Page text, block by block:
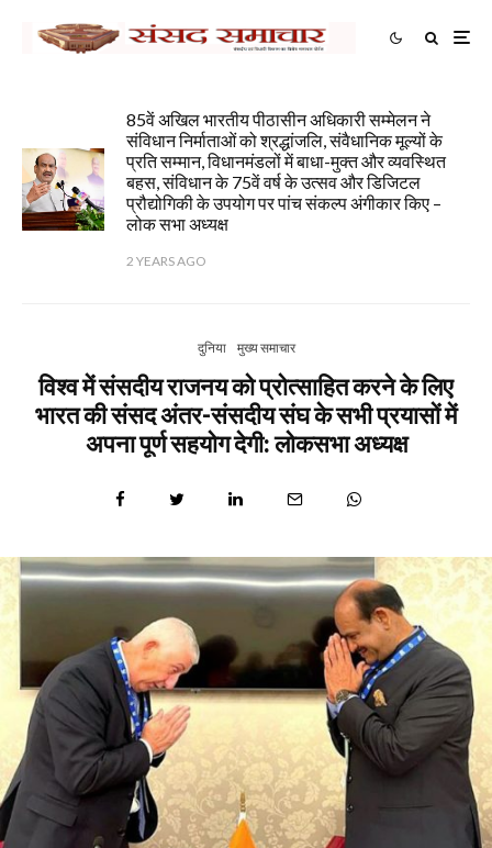
85वें अखिल भारतीय पीठासीन अधिकारी सम्मेलन ने
संविधान निर्माताओं को श्रद्धांजलि, संवैधानिक मूल्यों के
प्रति सम्मान, विधानमंडलों में बाधा-मुक्त और व्यवस्थित
बहस, संविधान के 75वें वर्ष के उत्सव और डिजिटल
प्रौद्योगिकी के उपयोग पर पांच संकल्प अंगीकार किए –
लोक सभा अध्यक्ष
2 YEARS AGO
दुनिया मुख्य समाचार
विश्व में संसदीय राजनय को प्रोत्साहित करने के लिए
भारत की संसद अंतर-संसदीय संघ के सभी प्रयासों में
अपना पूर्ण सहयोग देगी: लोकसभा अध्यक्ष